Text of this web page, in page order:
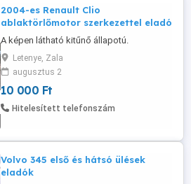
2004-es Renault Clio
ablaktörlőmotor szerkezettel eladó
A képen látható kitűnő állapotú.
Letenye, Zala
augusztus 2
10 000 Ft
Hitelesített telefonszám
Volvo 345 első és hátsó ülések
eladók